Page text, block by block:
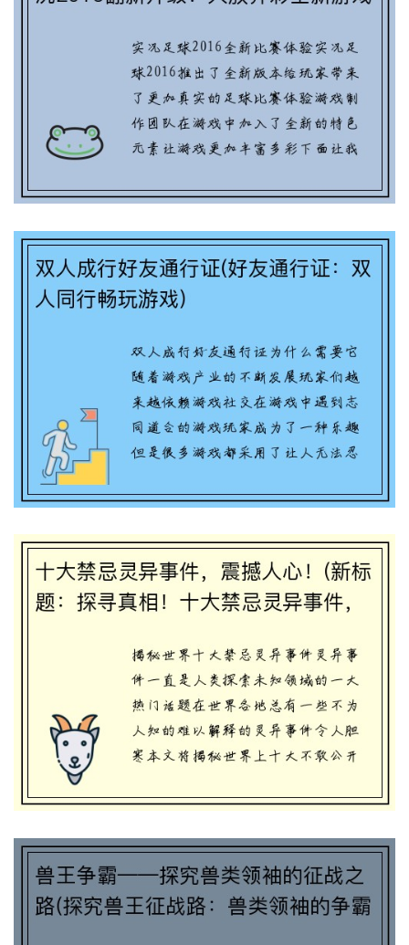
实况2016变身！全新游戏玩法来袭(实况
2016翻新升级！大放异彩全新游戏玩法精
彩登场)
双人成行好友通行证(好友通行证：双人同
行畅玩游戏)
十大禁忌灵异事件，震撼人心！(新标题：
探寻真相！十大禁忌灵异事件，让你直面恐
惧！)